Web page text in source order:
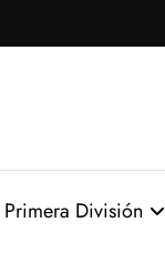
Primera División